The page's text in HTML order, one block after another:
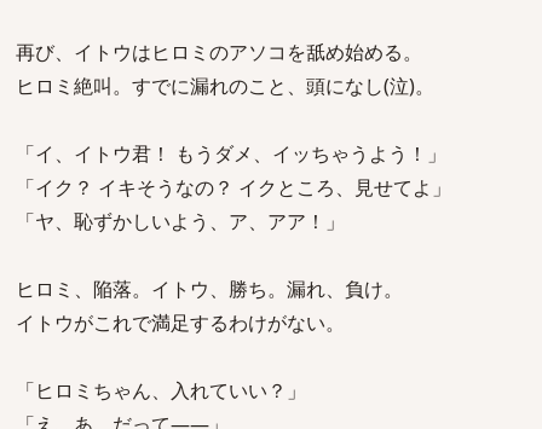
再び、イトウはヒロミのアソコを舐め始める。
ヒロミ絶叫。すでに漏れのこと、頭になし(泣)。
「イ、イトウ君！ もうダメ、イッちゃうよう！」
「イク？ イキそうなの？ イクところ、見せてよ」
「ヤ、恥ずかしいよう、ア、アア！」
ヒロミ、陥落。イトウ、勝ち。漏れ、負け。
イトウがこれで満足するわけがない。
「ヒロミちゃん、入れていい？」